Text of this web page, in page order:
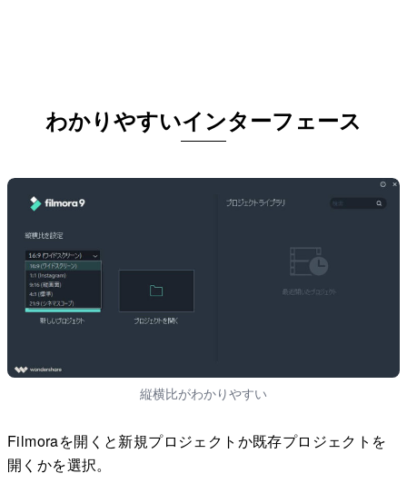
わかりやすいインターフェース
縦横比がわかりやすい
Filmoraを開くと新規プロジェクトか既存プロジェクトを
開くかを選択。